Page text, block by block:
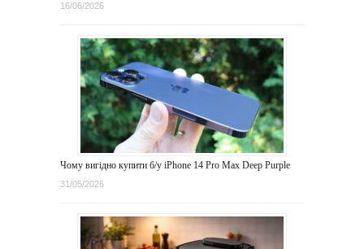
16/06/2026
Чому вигідно купити б/у iPhone 14 Pro Max Deep Purple
31/05/2026